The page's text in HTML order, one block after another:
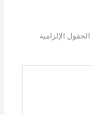
الحقول الإلزامية